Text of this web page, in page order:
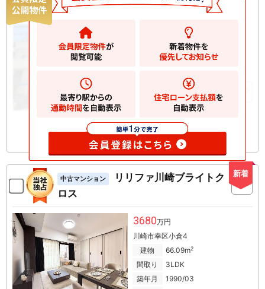
川崎市幸区南加瀬
69.48m2
お気に入りに追加
新着
中古マンション
リリファ川崎ブライトク
ロス
3680万円
川崎市幸区小倉4
建物
66.09m2
間取り
3LDK
築年月
1990/03